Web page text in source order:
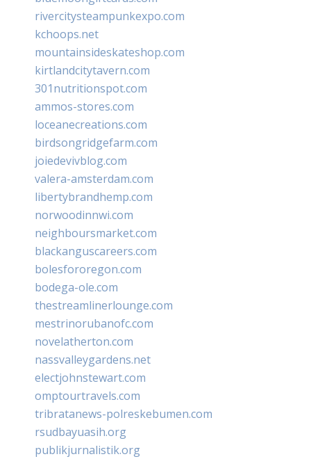
rivercitysteampunkexpo.com
kchoops.net
mountainsideskateshop.com
kirtlandcitytavern.com
301nutritionspot.com
ammos-stores.com
loceanecreations.com
birdsongridgefarm.com
joiedevivblog.com
valera-amsterdam.com
libertybrandhemp.com
norwoodinnwi.com
neighboursmarket.com
blackanguscareers.com
bolesfororegon.com
bodega-ole.com
thestreamlinerlounge.com
mestrinorubanofc.com
novelatherton.com
nassvalleygardens.net
electjohnstewart.com
omptourtravels.com
tribratanews-polreskebumen.com
rsudbayuasih.org
publikjurnalistik.org